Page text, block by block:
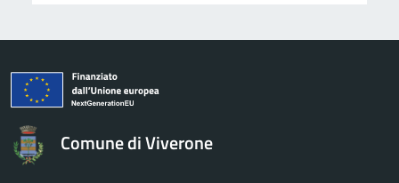
logo Unione Europea
Comune di Viverone